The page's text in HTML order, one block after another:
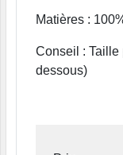
Matières :
Conseil : Taille
dessous)